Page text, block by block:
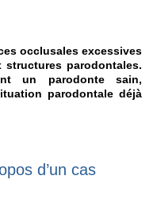
occlusales excessives
structures parodontales.
un parodonte sain,
parodontale déjà
d’un cas